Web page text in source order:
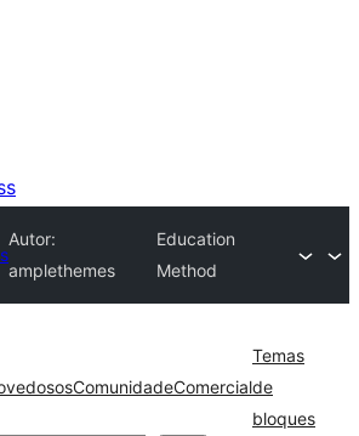
Autor:
amplethemes
Education
Method
ComunidadeComercial
Temas
de
bloques